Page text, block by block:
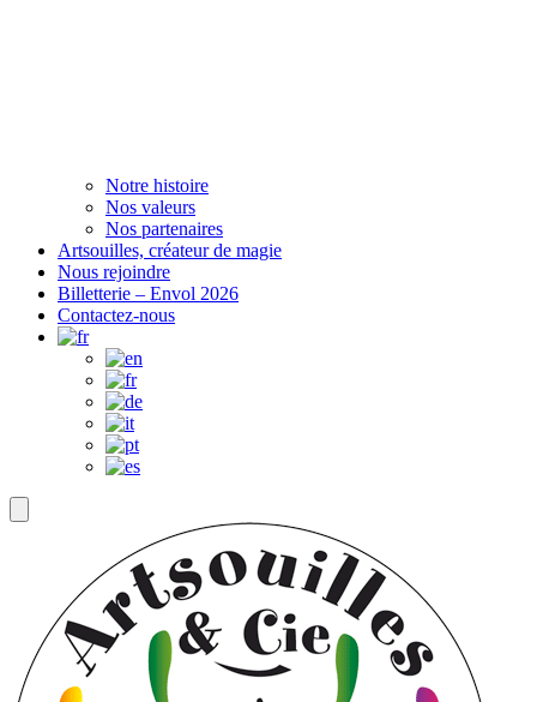
Notre histoire
Nos valeurs
Nos partenaires
Artsouilles, créateur de magie
Nous rejoindre
Billetterie – Envol 2026
Contactez-nous